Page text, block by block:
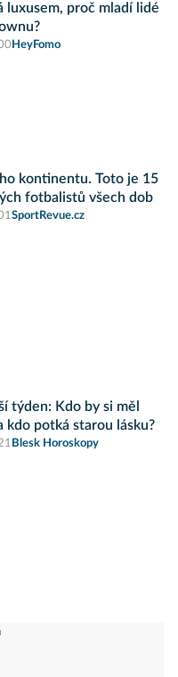
luxusem, proč mladí lidé
HeyFomo
kontinentu. Toto je 15
fotbalistů všech dob
SportRevue.cz
týden: Kdo by si měl
kdo potká starou lásku?
Blesk Horoskopy